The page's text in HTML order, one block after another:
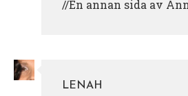
//En annan sida av
LENAH